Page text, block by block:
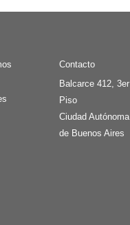
Contacto
Balcarce 412, 3er
Piso
Ciudad Autónoma
de Buenos Aires